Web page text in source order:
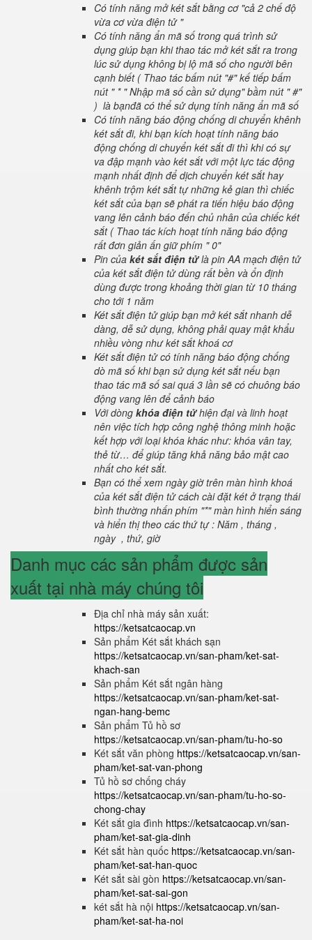
Có tính năng mở két sắt bằng cơ "cả 2 chế độ
vừa cơ vừa điện tử "
Có tính năng ẩn mã số trong quá trình sử
dụng giúp bạn khi thao tác mở két sắt ra trong
lúc sử dụng không bị lộ mã số cho người bên
cạnh biết ( Thao tác bấm nút "#" kế tiếp bấm
nút " * " Nhập mã số cần sử dụng" bầm nút " #"
) là bạnđã có thể sử dụng tính năng ẩn mã số
Có tính năng báo động chống di chuyển khênh
két sắt đi, khi bạn kích hoạt tính năng báo
động chống di chuyển két sắt đi thì khi có sự
va đập mạnh vào két sắt với một lực tác động
mạnh nhất định để dịch chuyển két sắt hay
khênh trộm két sắt tự những kẻ gian thì chiếc
két sắt của bạn sẽ phát ra tiến hiệu báo động
vang lên cảnh báo đến chủ nhân của chiếc két
sắt ( Thao tác kích hoạt tính năng báo động
rất đơn giản ấn giữ phím " 0"
Pin của két sắt điện tửlà pin AA mạch điện tử
của két sắt điện tử dùng rất bền và ổn định
dùng được trong khoảng thời gian từ 10 tháng
cho tới 1 năm
Két sắt điện tử giúp bạn mở két sắt nhanh dễ
dàng, dễ sử dụng, không phải quay mật khẩu
nhiều vòng như két sắt khoá cơ
Két sắt điện tử có tính năng báo động chống
dò mã số khi bạn sử dụng két sắt nếu bạn
thao tác mã số sai quá 3 lần sẽ có chuông báo
động vang lên để cảnh báo
Với dòng khóa điện tửhiện đại và linh hoạt
nên việc tích hợp công nghệ thông minh hoặc
kết hợp với loại khóa khác như: khóa vân tay,
thẻ từ… để giúp tăng khả năng bảo mật cao
nhất cho két sắt.
Bạn có thể xem ngày giờ trên màn hình khoá
của két sắt điện tử cách cài đặt két ở trạng thái
bình thường nhấn phím "*" màn hình hiển sáng
và hiển thị theo các thứ tự : Năm , tháng ,
ngày , thứ, giờ
Danh mục các sản phẩm được sản
xuất tại nhà máy chúng tôi
Địa chỉ nhà máy sản xuất:
https://ketsatcaocap.vn
Sản phẩm Két sắt khách sạn
https://ketsatcaocap.vn/san-pham/ket-sat-
khach-san
Sản phẩm Két sắt ngân hàng
https://ketsatcaocap.vn/san-pham/ket-sat-
ngan-hang-bemc
Sản phẩm Tủ hồ sơ
https://ketsatcaocap.vn/san-pham/tu-ho-so
Két sắt văn phòng https://ketsatcaocap.vn/san-
pham/ket-sat-van-phong
Tủ hồ sơ chống cháy
https://ketsatcaocap.vn/san-pham/tu-ho-so-
chong-chay
Két sắt gia đình https://ketsatcaocap.vn/san-
pham/ket-sat-gia-dinh
Két sắt hàn quốc https://ketsatcaocap.vn/san-
pham/ket-sat-han-quoc
Két sắt sài gòn https://ketsatcaocap.vn/san-
pham/ket-sat-sai-gon
két sắt hà nội https://ketsatcaocap.vn/san-
pham/ket-sat-ha-noi